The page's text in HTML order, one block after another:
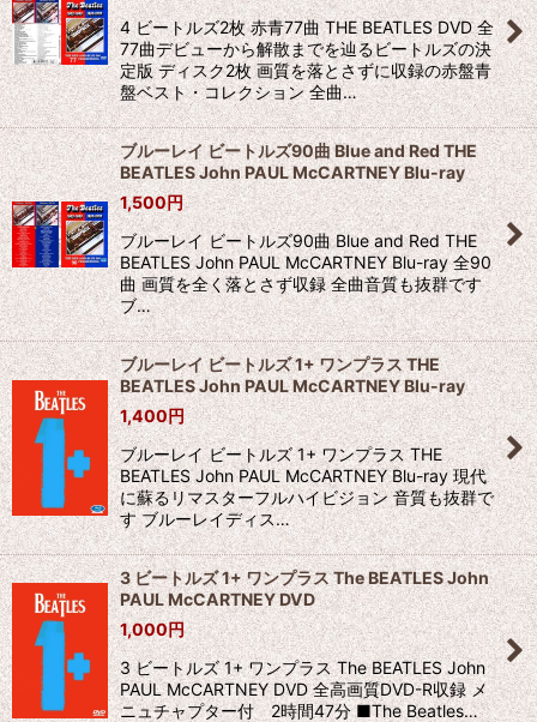
4 ビートルズ2枚 赤青77曲 THE BEATLES DVD 全
77曲デビューから解散までを辿るビートルズの決
定版 ディスク2枚 画質を落とさずに収録の赤盤青
盤ベスト・コレクション 全曲…
ブルーレイ ビートルズ90曲 Blue and Red THE
BEATLES John PAUL McCARTNEY Blu-ray
1,500円
ブルーレイ ビートルズ90曲 Blue and Red THE
BEATLES John PAUL McCARTNEY Blu-ray 全90
曲 画質を全く落とさず収録 全曲音質も抜群です
ブ…
ブルーレイ ビートルズ 1+ ワンプラス THE
BEATLES John PAUL McCARTNEY Blu-ray
1,400円
ブルーレイ ビートルズ 1+ ワンプラス THE
BEATLES John PAUL McCARTNEY Blu-ray 現代
に蘇るリマスターフルハイビジョン 音質も抜群で
す ブルーレイディス…
3 ビートルズ 1+ ワンプラス The BEATLES John
PAUL McCARTNEY DVD
1,000円
3 ビートルズ 1+ ワンプラス The BEATLES John
PAUL McCARTNEY DVD 全高画質DVD-R収録 メ
ニュチャプター付 2時間47分 ■The Beatles…